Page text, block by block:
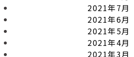
2021年7月
2021年6月
2021年5月
2021年4月
2021年3月